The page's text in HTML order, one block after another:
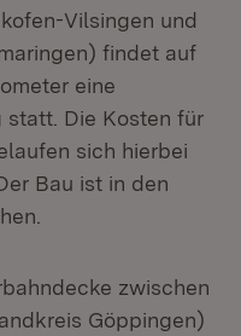
Vilsingen und
findet auf
eine
statt. Die Kosten für
sich hierbei
Bau ist in den
zwischen
Göppingen)